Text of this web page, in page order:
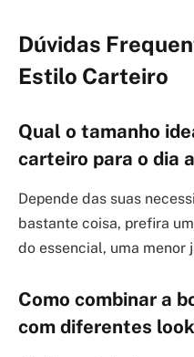
Dúvidas
Estilo Carteiro
Qual o tamanho
carteiro para o dia
Depende das suas
bastante coisa, prefira
do essencial, uma menor
Como combinar a
com diferentes